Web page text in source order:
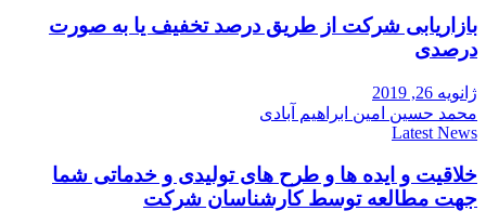
بازاریابی شرکت از طریق درصد تخفیف یا به صورت
درصدی
ژانویه 26, 2019
محمد حسین امین ابراهیم آبادی
Latest News
خلاقیت و ایده ها و طرح های تولیدی و خدماتی شما
جهت مطالعه توسط کارشناسان شرکت